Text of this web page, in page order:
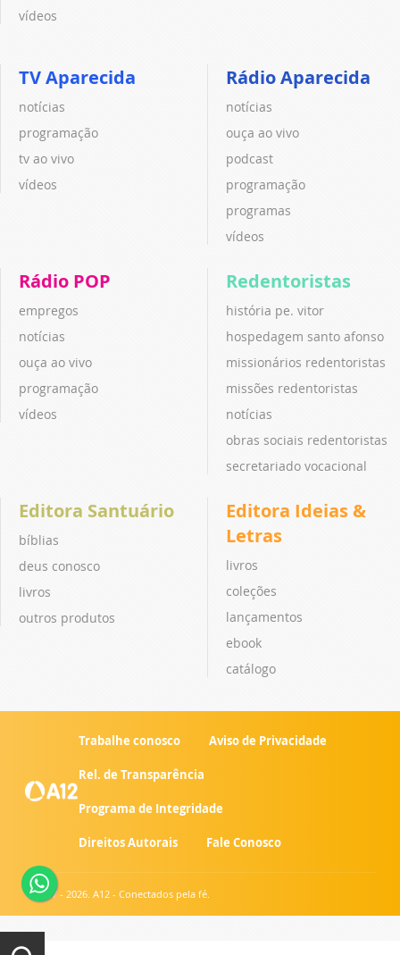
vídeos
TV Aparecida
notícias
programação
tv ao vivo
vídeos
Rádio Aparecida
notícias
ouça ao vivo
podcast
programação
programas
vídeos
Rádio POP
empregos
notícias
ouça ao vivo
programação
vídeos
Redentoristas
história pe. vitor
hospedagem santo afonso
missionários redentoristas
missões redentoristas
notícias
obras sociais redentoristas
secretariado vocacional
Editora Santuário
bíblias
deus conosco
livros
outros produtos
Editora Ideias &
Letras
livros
coleções
lançamentos
ebook
catálogo
Trabalhe conosco Aviso de Privacidade
Rel. de Transparência
Programa de Integridade
Direitos Autorais Fale Conosco
© 2007 - 2026. A12 - Conectados pela fé.